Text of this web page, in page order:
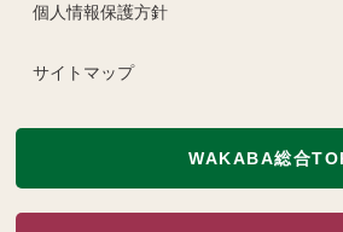
個人情報保護方針
サイトマップ
WAKABA総合